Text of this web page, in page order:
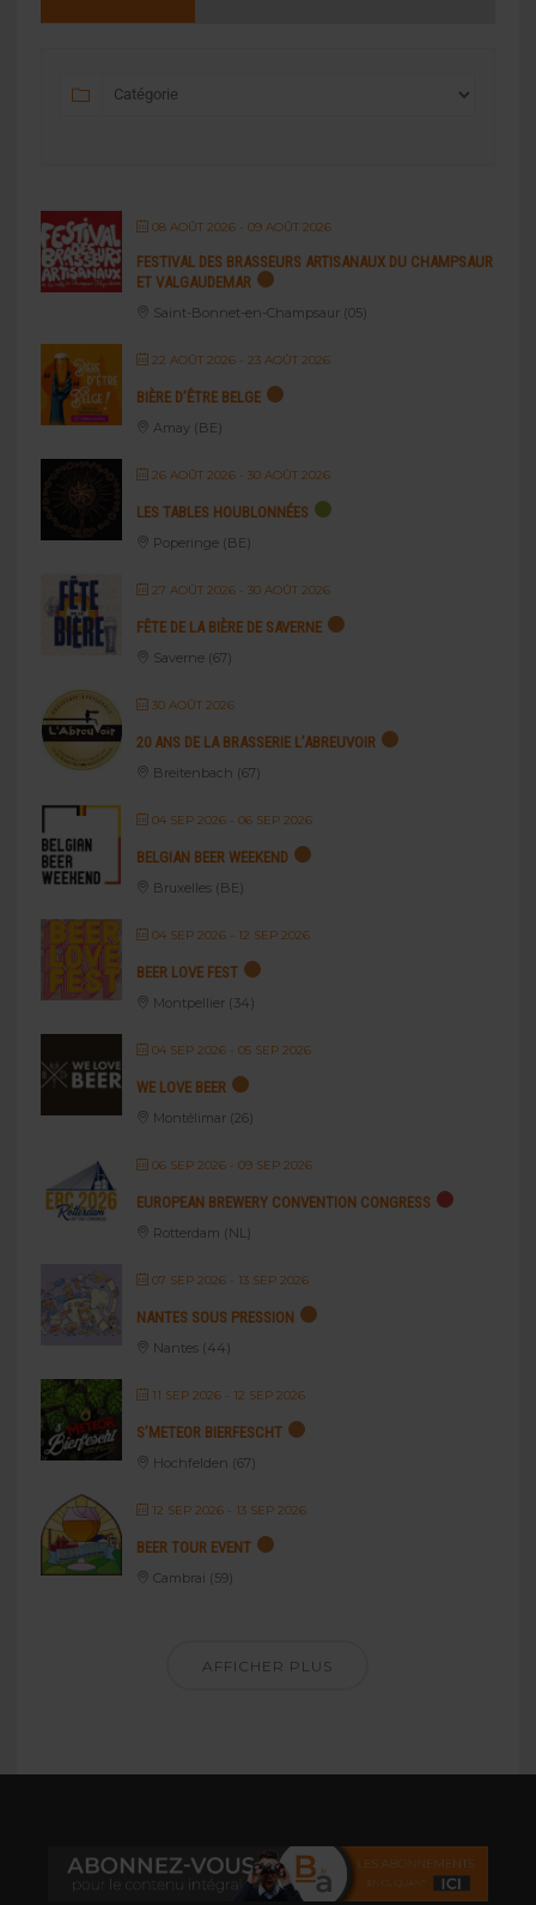
08 AOÛT 2026- 09 AOÛT 2026
FESTIVAL DES BRASSEURS ARTISANAUX DU CHAMPSAUR
ET VALGAUDEMAR
Saint-Bonnet-en-Champsaur (05)
22 AOÛT 2026- 23 AOÛT 2026
BIÈRE D’ÊTRE BELGE
Amay (BE)
26 AOÛT 2026- 30 AOÛT 2026
LES TABLES HOUBLONNÉES
Poperinge (BE)
27 AOÛT 2026- 30 AOÛT 2026
FÊTE DE LA BIÈRE DE SAVERNE
Saverne (67)
30 AOÛT 2026
20 ANS DE LA BRASSERIE L’ABREUVOIR
Breitenbach (67)
04 SEP 2026- 06 SEP 2026
BELGIAN BEER WEEKEND
Bruxelles (BE)
04 SEP 2026- 12 SEP 2026
BEER LOVE FEST
Montpellier (34)
04 SEP 2026- 05 SEP 2026
WE LOVE BEER
Montélimar (26)
06 SEP 2026- 09 SEP 2026
EUROPEAN BREWERY CONVENTION CONGRESS
Rotterdam (NL)
07 SEP 2026- 13 SEP 2026
NANTES SOUS PRESSION
Nantes (44)
11 SEP 2026- 12 SEP 2026
S’METEOR BIERFESCHT
Hochfelden (67)
12 SEP 2026- 13 SEP 2026
BEER TOUR EVENT
Cambrai (59)
AFFICHER PLUS